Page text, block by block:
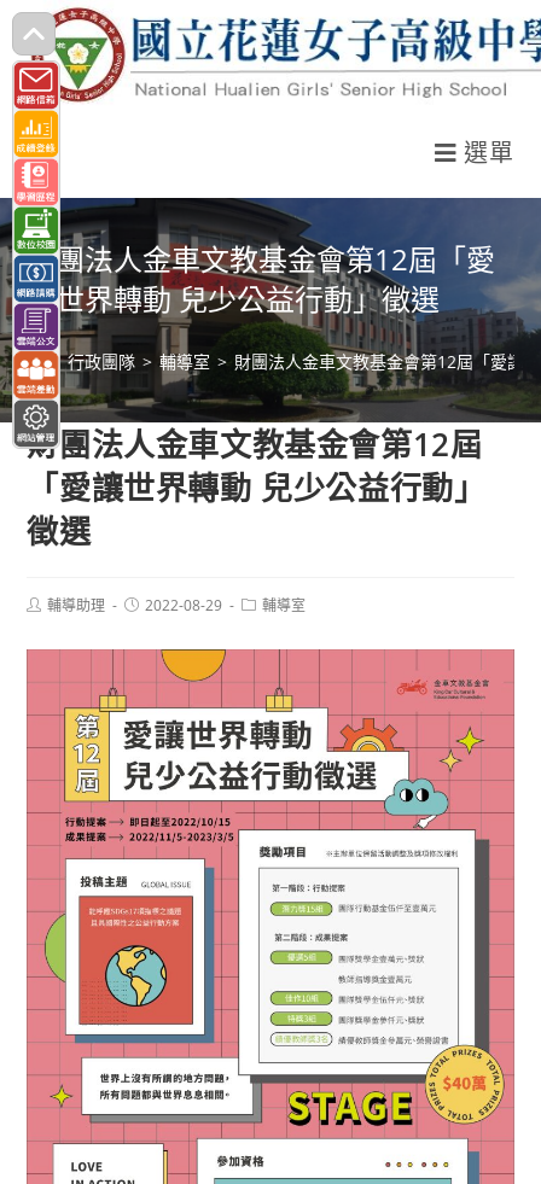
跳
轉
至
主
要
內
容
選單
財團法人金車文教基金會第12屆「愛
讓世界轉動 兒少公益行動」徵選
> 行政團隊 > 輔導室 > 財團法人金車文教基金會第12屆「愛讓
財團法人金車文教基金會第12屆
「愛讓世界轉動 兒少公益行動」
徵選
Post輔導助理
Post2022-08-29
Post輔導室